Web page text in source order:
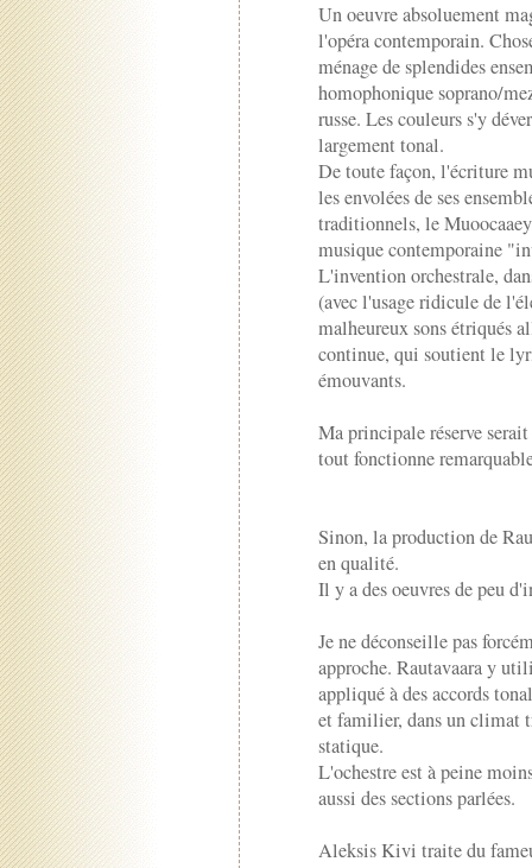
Un oeuvre absoluement
l'opéra contemporain.
ménage de splendides
homophonique soprano/
russe. Les couleurs s'y
largement tonal.
De toute façon, l'écriture
les envolées de ses
traditionnels, le
musique contemporaine
L'invention orchestrale,
(avec l'usage ridicule de
malheureux sons étriqués
continue, qui soutient le
émouvants.
Ma principale réserve
tout fonctionne
Sinon, la production de
en qualité.
Il y a des oeuvres de peu
Je ne déconseille pas
approche. Rautavaara y
appliqué à des accords
et familier, dans un climat
statique.
L'ochestre est à peine
aussi des sections parlées.
Aleksis Kivi traite du